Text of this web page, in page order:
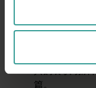
在穿越西澳大
验公路自驾的
阳光最充足
具的餐饮场所
篇。